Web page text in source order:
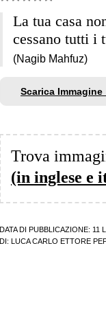
La tua casa
cessano tutti i
(Nagib Mahfuz)
Scarica Immagine
Trova
(in inglese e
DATA DI PUBBLICAZIONE: 11
DI:
LUCA CARLO ETTORE